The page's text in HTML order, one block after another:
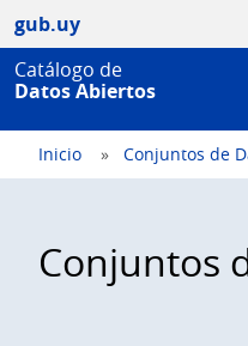
gub.uy
Catálogo de
Datos Abiertos
Inicio Conjuntos de
Conjuntos